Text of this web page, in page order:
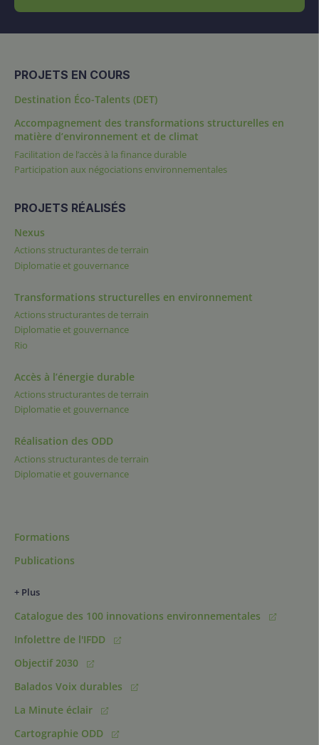
PROJETS EN COURS
Destination Éco-Talents (DET)
Accompagnement des transformations structurelles en
matière d’environnement et de climat
Facilitation de l’accès à la finance durable
Participation aux négociations environnementales
PROJETS RÉALISÉS
Nexus
Actions structurantes de terrain
Diplomatie et gouvernance
Transformations structurelles en environnement
Actions structurantes de terrain
Diplomatie et gouvernance
Rio
Accès à l’énergie durable
Actions structurantes de terrain
Diplomatie et gouvernance
Réalisation des ODD
Actions structurantes de terrain
Diplomatie et gouvernance
Formations
Publications
+ Plus
Catalogue des 100 innovations environnementales
Infolettre de l'IFDD
Objectif 2030
Balados Voix durables
La Minute éclair
Cartographie ODD